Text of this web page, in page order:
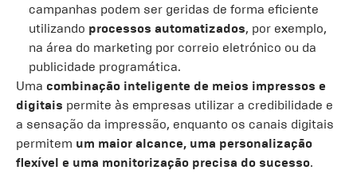
campanhas podem ser geridas de forma eficiente
utilizando processos automatizados, por exemplo,
na área do marketing por correio eletrónico ou da
publicidade programática.
Uma combinação inteligente de meios impressos e
digitais permite às empresas utilizar a credibilidade e
a sensação da impressão, enquanto os canais digitais
permitem um maior alcance, uma personalização
flexível e uma monitorização precisa do sucesso.